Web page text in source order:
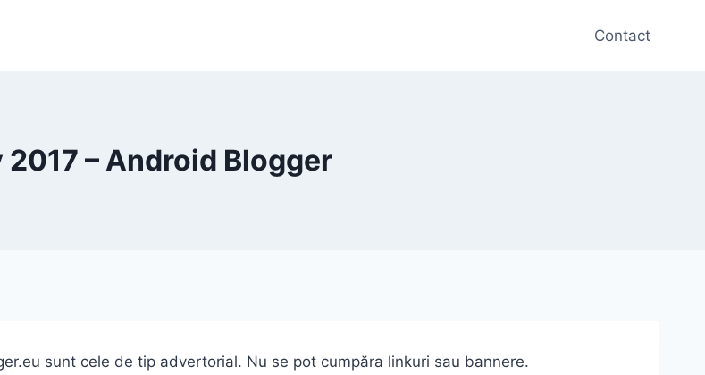
Contact
2017 – Android Blogger
sunt cele de tip advertorial. Nu se pot cumpăra linkuri sau bannere.